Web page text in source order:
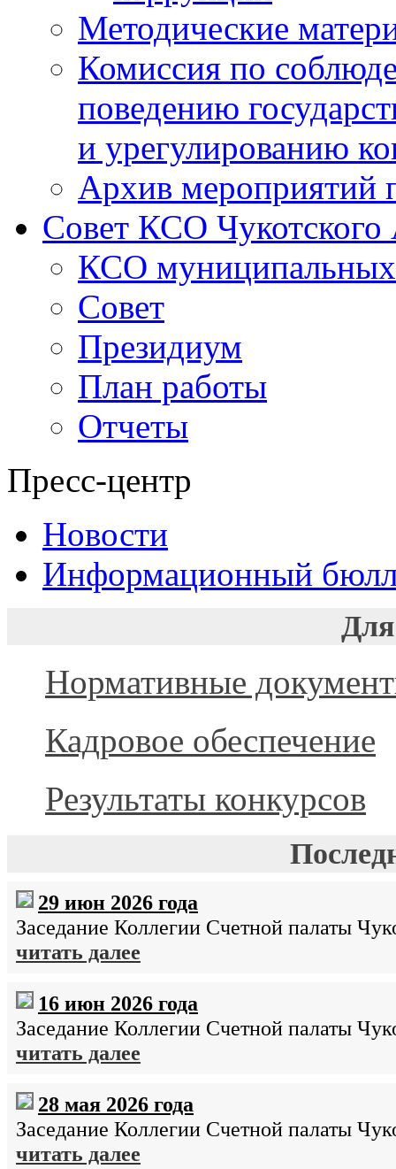
Методические
Комиссия по
поведению
и урегулированию
Архив мероприятий
Совет КСО
КСО муниципальных
Совет
Президиум
План работы
Отчеты
Пресс-центр
Новости
Информационный
Нормативные
Кадровое обеспечение
Результаты конкурсов
29 июн 2026 года
Заседание Коллегии Счетной палаты
читать далее
16 июн 2026 года
Заседание Коллегии Счетной палаты
читать далее
28 мая 2026 года
Заседание Коллегии Счетной палаты
читать далее